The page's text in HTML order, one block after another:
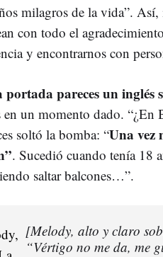
milagros de la vida”.
con todo el
y encontrarnos con
portada pareces un
un momento dado. “¿En
soltó la bomba: “Una vez
. Sucedió cuando tenía 18
saltar balcones…”.
[Melody, alto y claro
“Vértigo no me da, me